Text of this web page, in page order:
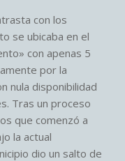
con los
se ubicaba en el
con apenas 5
por la
nula disponibilidad
Tras un proceso
que comenzó a
la actual
dio un salto de